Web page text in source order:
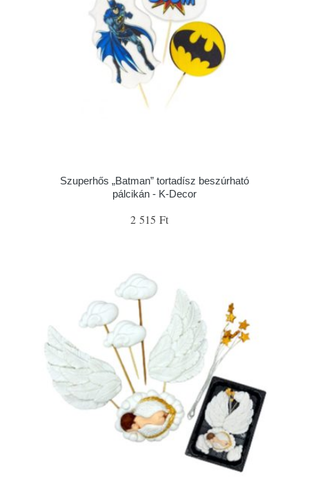
Szuperhős „Batman” tortadísz beszúrható
pálcikán - K-Decor
2 515 Ft